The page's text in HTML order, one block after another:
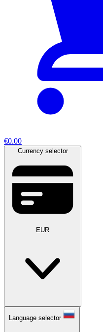
€0.00
Currency selector
EUR
Language selector